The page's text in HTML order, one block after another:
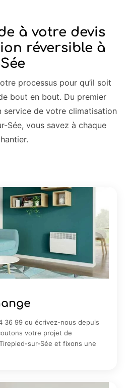
à votre devis
réversible à
processus pour qu’il soit
bout en bout. Du premier
service de votre climatisation
Sée, vous savez à chaque
36 99 ou écrivez-nous depuis
votre projet de
sur-Sée et fixons une